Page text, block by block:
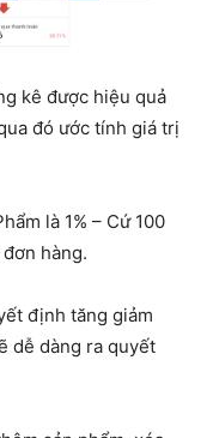
kê được hiệu quả
đó ước tính giá trị
là 1% – Cứ 100
hàng.
định tăng giảm
dễ dàng ra quyết